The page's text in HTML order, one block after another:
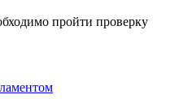
пройти проверку